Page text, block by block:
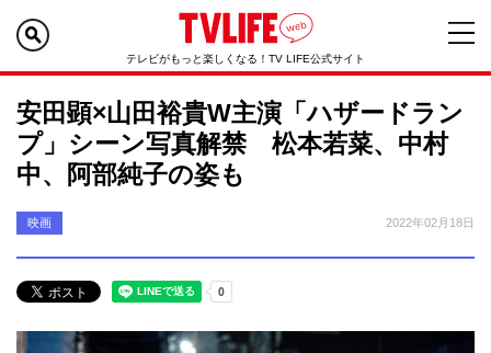
テレビがもっと楽しくなる！TV LIFE公式サイト
安田顕×山田裕貴W主演「ハザードラン
プ」シーン写真解禁 松本若菜、中村
中、阿部純子の姿も
映画 2022年02月18日